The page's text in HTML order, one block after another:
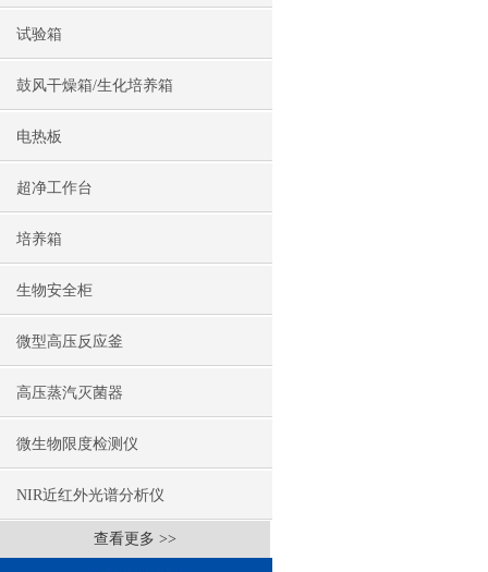
试验箱
鼓风干燥箱/生化培养箱
电热板
超净工作台
培养箱
生物安全柜
微型高压反应釜
高压蒸汽灭菌器
微生物限度检测仪
NIR近红外光谱分析仪
查看更多 >>